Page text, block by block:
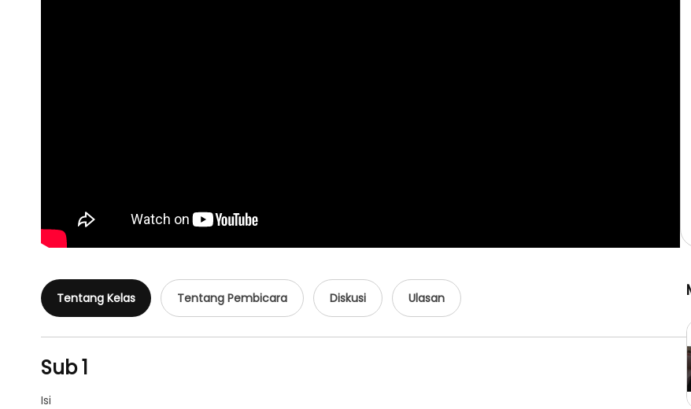
Tentang Kelas Tentang Pembicara Diskusi Ulasan
Sub 1
Isi